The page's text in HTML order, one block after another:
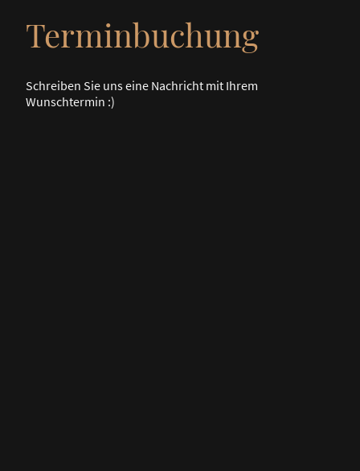
Terminbuchung
Schreiben Sie uns eine Nachricht mit Ihrem
Wunschtermin :)